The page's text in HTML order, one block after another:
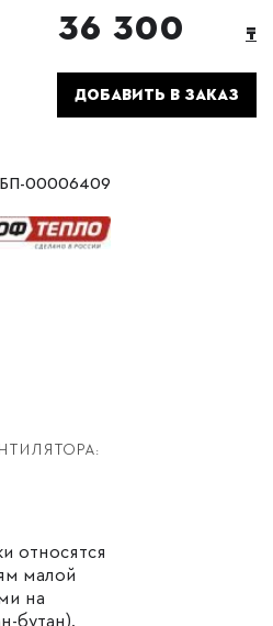
36 300 ₸
ДОБАВИТЬ В ЗАКАЗ
БП-00006409
относятся
малой
на
бутан).